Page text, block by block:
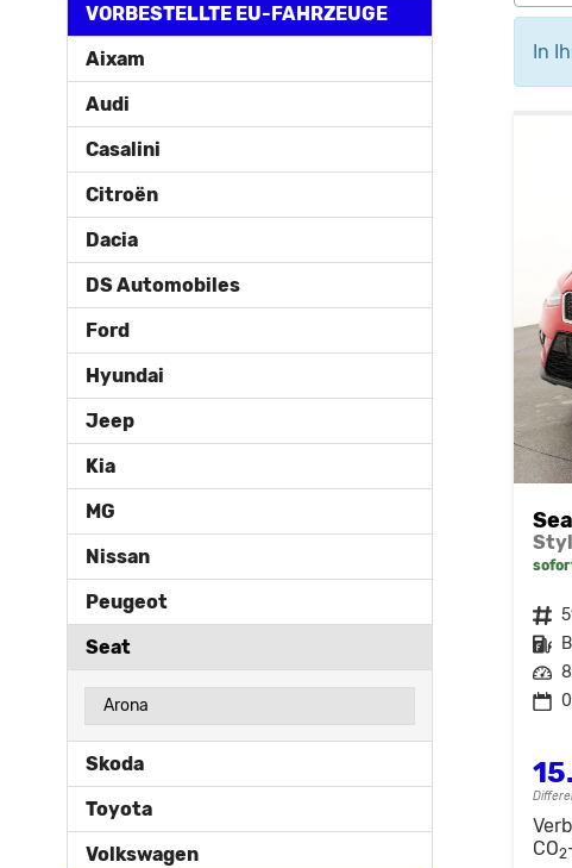
In
Fahrzeugnr.
Kraftstoff
Leistung
CO2
VORBESTELLTE EU-FAHRZEUGE
Aixam
Audi
Casalini
Citroën
Dacia
DS Automobiles
Ford
Hyundai
Jeep
Kia
MG
Nissan
Peugeot
Seat
Arona
Skoda
Toyota
Volkswagen